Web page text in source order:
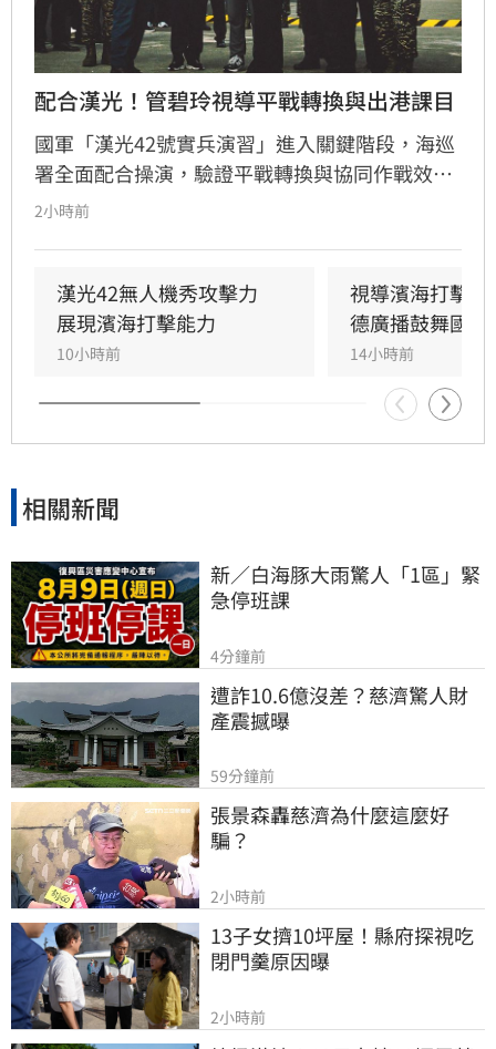
配合漢光！管碧玲視導平戰轉換與出港課目
國軍「漢光42號實兵演習」進入關鍵階段，海巡
署全面配合操演，驗證平戰轉換與協同作戰效
能。海委會主委管碧玲親赴台北港與左營軍港視
2小時前
漢光42無人機秀攻擊力
展現濱海打擊能力
10小時前
視導濱海打擊
德廣播鼓舞國軍
14小時前
相關新聞
新／白海豚大雨驚人「1區」緊
急停班課
4分鐘前
遭詐10.6億沒差？慈濟驚人財
產震撼曝
59分鐘前
張景森轟慈濟為什麼這麼好
騙？
2小時前
13子女擠10坪屋！縣府探視吃
閉門羹原因曝
2小時前